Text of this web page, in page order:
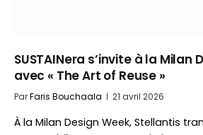
SUSTAINera s’invite à la Milan
avec « The Art of Reuse »
ParFaris Bouchaala 21 avril 2026
À la Milan Design Week, Stellantis